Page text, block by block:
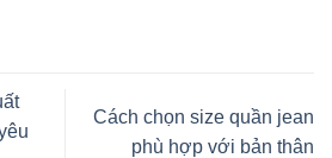
Cách chọn size quần jean
phù hợp với bản thân